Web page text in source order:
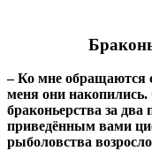
– Ко мне обращаются
меня они
браконьерства за два
приведённым вами
рыболовства